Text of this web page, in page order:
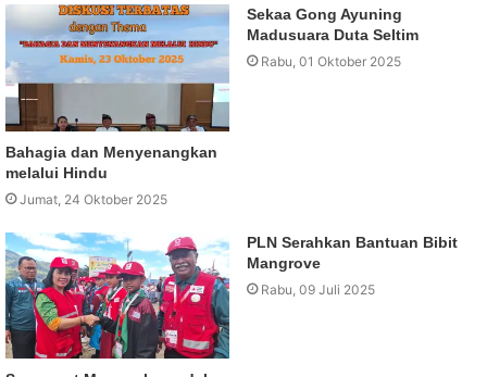
Bahagia dan Menyenangkan
melalui Hindu
Jumat, 24 Oktober 2025
Sekaa Gong Ayuning
Madusuara Duta Seltim
Rabu, 01 Oktober 2025
PLN Serahkan Bantuan Bibit
Mangrove
Rabu, 09 Juli 2025